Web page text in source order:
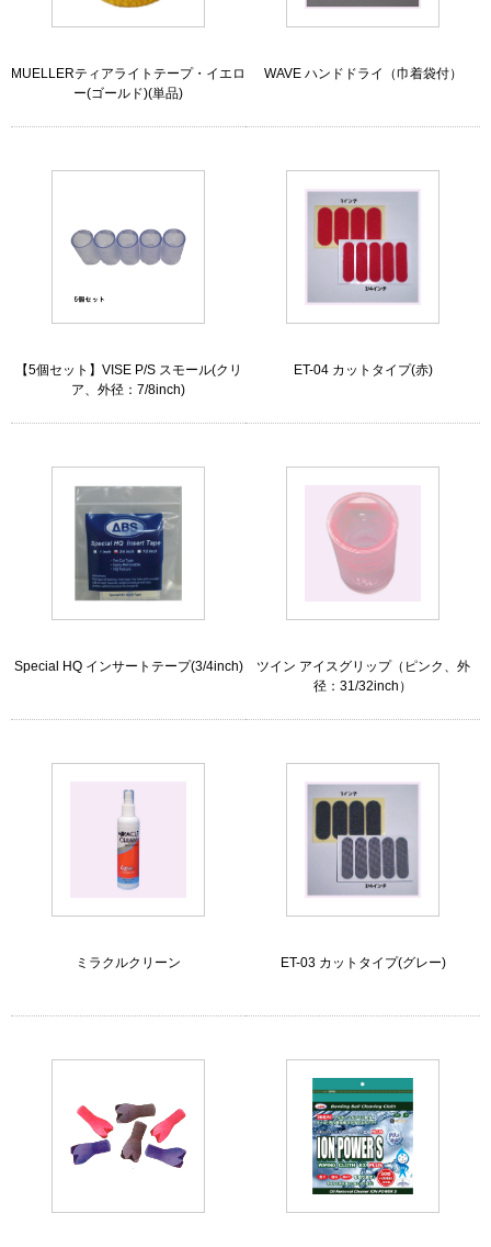
MUELLERティアライトテープ・イエロ
ー(ゴールド)(単品)
WAVE ハンドドライ（巾着袋付）
【5個セット】VISE P/S スモール(クリ
ア、外径：7/8inch)
ET-04 カットタイプ(赤)
Special HQ インサートテープ(3/4inch)
ツイン アイスグリップ（ピンク、外
径：31/32inch）
ミラクルクリーン ET-03 カットタイプ(グレー)